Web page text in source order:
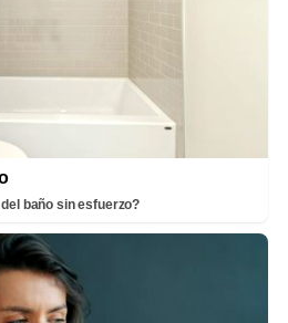
baño sin esfuerzo?